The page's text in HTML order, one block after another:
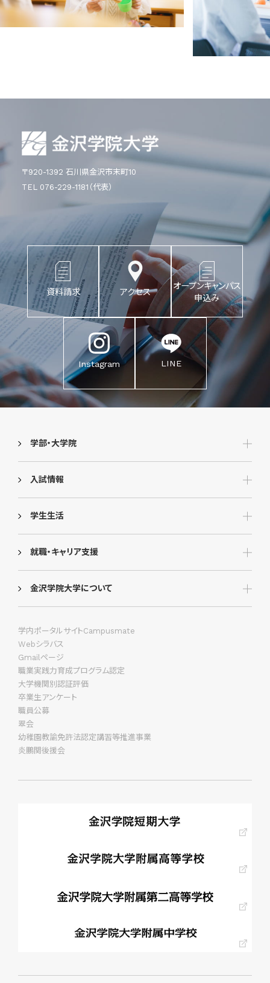
〒920-1392 石川県金沢市末町10
TEL 076-229-1181（代表）
資料請求 アクセス
オープンキャンパス
申込み
Instagram LINE
学部・大学院
入試情報
学生生活
就職・キャリア支援
金沢学院大学について
学内ポータルサイトCampusmate
Webシラバス
Gmailページ
職業実践力育成プログラム認定
大学機関別認証評価
卒業生アンケート
職員公募
翠会
幼稚園教諭免許法認定講習等推進事業
炎鵬関後援会